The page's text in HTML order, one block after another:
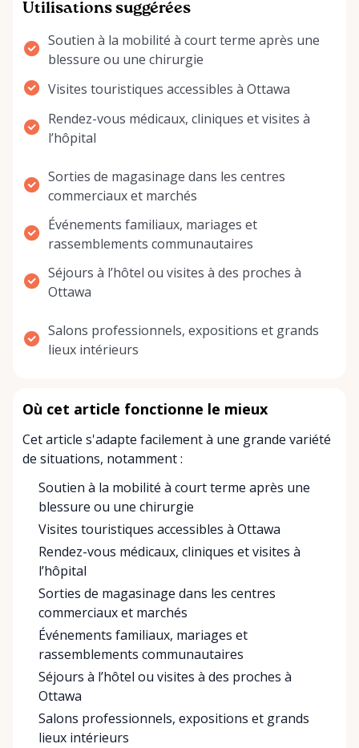
Utilisations suggérées
Soutien à la mobilité à court terme après une
blessure ou une chirurgie
Visites touristiques accessibles à Ottawa
Rendez-vous médicaux, cliniques et visites à
l’hôpital
Sorties de magasinage dans les centres
commerciaux et marchés
Événements familiaux, mariages et
rassemblements communautaires
Séjours à l’hôtel ou visites à des proches à
Ottawa
Salons professionnels, expositions et grands
lieux intérieurs
Où cet article fonctionne le mieux
Cet article s'adapte facilement à une grande variété
de situations, notamment :
Soutien à la mobilité à court terme après une
blessure ou une chirurgie
Visites touristiques accessibles à Ottawa
Rendez-vous médicaux, cliniques et visites à
l’hôpital
Sorties de magasinage dans les centres
commerciaux et marchés
Événements familiaux, mariages et
rassemblements communautaires
Séjours à l’hôtel ou visites à des proches à
Ottawa
Salons professionnels, expositions et grands
lieux intérieurs